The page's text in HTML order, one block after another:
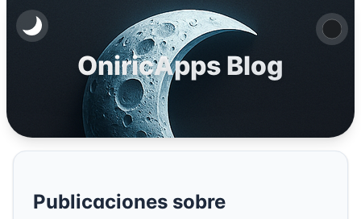
OniricApps Blog
Publicaciones sobre